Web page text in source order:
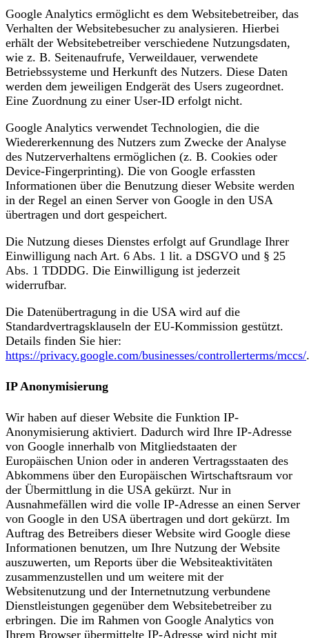
Google Analytics ermöglicht es dem Websitebetreiber, das
Verhalten der Websitebesucher zu analysieren. Hierbei
erhält der Websitebetreiber verschiedene Nutzungsdaten,
wie z. B. Seitenaufrufe, Verweildauer, verwendete
Betriebssysteme und Herkunft des Nutzers. Diese Daten
werden dem jeweiligen Endgerät des Users zugeordnet.
Eine Zuordnung zu einer User-ID erfolgt nicht.
Google Analytics verwendet Technologien, die die
Wiedererkennung des Nutzers zum Zwecke der Analyse
des Nutzerverhaltens ermöglichen (z. B. Cookies oder
Device-Fingerprinting). Die von Google erfassten
Informationen über die Benutzung dieser Website werden
in der Regel an einen Server von Google in den USA
übertragen und dort gespeichert.
Die Nutzung dieses Dienstes erfolgt auf Grundlage Ihrer
Einwilligung nach Art. 6 Abs. 1 lit. a DSGVO und § 25
Abs. 1 TDDDG. Die Einwilligung ist jederzeit
widerrufbar.
Die Datenübertragung in die USA wird auf die
Standardvertragsklauseln der EU-Kommission gestützt.
Details finden Sie hier:
https://privacy.google.com/businesses/controllerterms/mccs/.
IP Anonymisierung
Wir haben auf dieser Website die Funktion IP-
Anonymisierung aktiviert. Dadurch wird Ihre IP-Adresse
von Google innerhalb von Mitgliedstaaten der
Europäischen Union oder in anderen Vertragsstaaten des
Abkommens über den Europäischen Wirtschaftsraum vor
der Übermittlung in die USA gekürzt. Nur in
Ausnahmefällen wird die volle IP-Adresse an einen Server
von Google in den USA übertragen und dort gekürzt. Im
Auftrag des Betreibers dieser Website wird Google diese
Informationen benutzen, um Ihre Nutzung der Website
auszuwerten, um Reports über die Websiteaktivitäten
zusammenzustellen und um weitere mit der
Websitenutzung und der Internetnutzung verbundene
Dienstleistungen gegenüber dem Websitebetreiber zu
erbringen. Die im Rahmen von Google Analytics von
Ihrem Browser übermittelte IP-Adresse wird nicht mit